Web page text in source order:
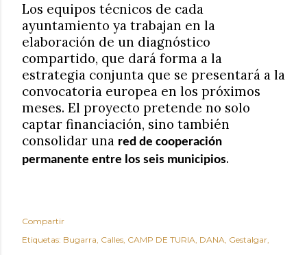
Los equipos técnicos de cada
ayuntamiento ya trabajan en la
elaboración de un diagnóstico
compartido, que dará forma a la
estrategia conjunta que se presentará a la
convocatoria europea en los próximos
meses. El proyecto pretende no solo
captar financiación, sino también
consolidar una red de cooperación
permanente entre los seis municipios.
Compartir
Etiquetas: Bugarra Calles CAMP DE TURIA DANA Gestalgar